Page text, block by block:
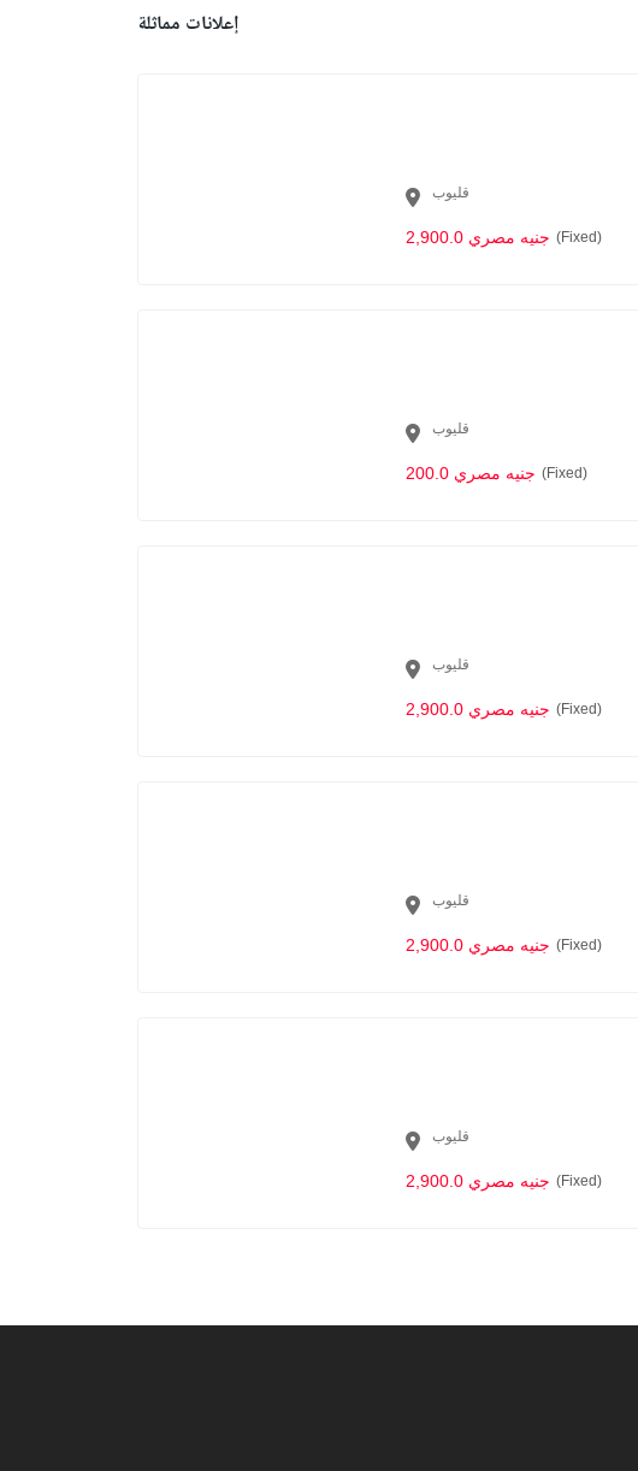
إعلانات مماثلة
قليوب
2,900.0 جنيه مصري (Fixed)
قليوب
200.0 جنيه مصري (Fixed)
قليوب
2,900.0 جنيه مصري (Fixed)
قليوب
2,900.0 جنيه مصري (Fixed)
قليوب
2,900.0 جنيه مصري (Fixed)